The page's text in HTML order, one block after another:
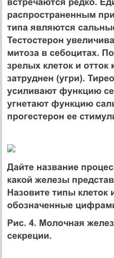
распространенным
типа являются
Тестостерон
митоза в себоцитах.
зрелых клеток и отток
затруднен (угри).
усиливают функцию
угнетают функцию
прогестерон ее
Дайте название
какой железы
Назовите типы клеток
обозначенные
Рис. 4. Молочная
секреции.